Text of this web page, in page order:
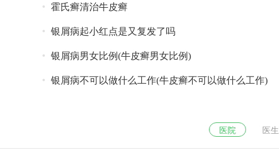
霍氏癣清治牛皮癣
银屑病起小红点是又复发了吗
银屑病男女比例(牛皮癣男女比例)
银屑病不可以做什么工作(牛皮癣不可以做什么工作)
医院 医生